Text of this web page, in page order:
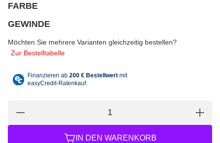
FARBE
GEWINDE
Möchten Sie mehrere Varianten gleichzeitig bestellen?
Zur Bestelltabelle
IN DEN WARENKORB